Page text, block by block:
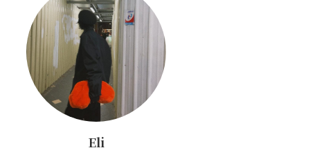
Eli